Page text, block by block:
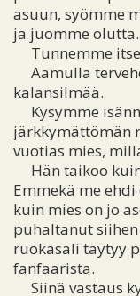
asuun, syömme
ja juomme olutta.
Tunnemme
Aamulla
kalansilmää.
Kysymme
järkkymättömän
vuotias mies,
Hän taikoo
Emmekä me
kuin mies on jo
puhaltanut
ruokasali täytyy
fanfaarista.
Siinä vastaus